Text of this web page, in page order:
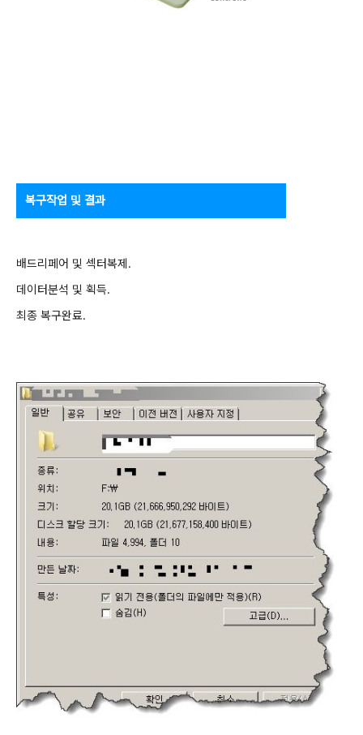
복구작업 및 결과
배드리페어 및 섹터복제.
데이터분석 및 획득.
최종 복구완료.